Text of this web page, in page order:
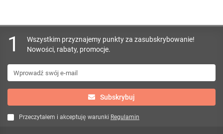
1
Wszystkim przyznajemy punkty za zasubskrybowanie!
Nowości, rabaty, promocje.
Subskrybuj
Przeczytałem i akceptuję warunki Regulamin